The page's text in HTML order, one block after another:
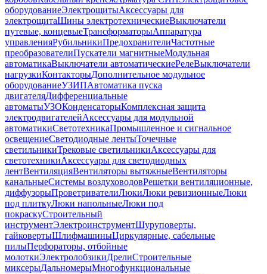
оборудованиеЭлектрощитыАксессуары для
электрощитаШины электротехническиеВыключатели
путевые, концевыеТрансформаторыАппаратура
управленияРубильникиПредохранителиЧастотные
преобразователиПускатели магнитныеМодульная
автоматикаВыключатели автоматическиеРелеВыключатели
нагрузкиКонтакторыДополнительное модульное
оборудованиеУЗИПАвтоматика пуска
двигателяДифференциальные
автоматыУЗОКонденсаторыКомплексная защита
электродвигателейАксессуары для модульной
автоматикиСветотехникаПромышленное и сигнальное
освещениеСветодиодные лентыТочечные
светильникиТрековые светильникиАксессуары для
светотехникиАксессуары для светодиодных
лентВентиляцияВентиляторы вытяжныеВентиляторы
канальныеСистемы воздуховодовРешетки вентиляционные,
диффузорыПроветривателиЛюкиЛюки ревизионныеЛюки
под плиткуЛюки напольныеЛюки под
покраскуСтроительный
инструментЭлектроинструментШуруповерты,
гайковертыШлифмашиныЦиркулярные, сабельные
пилыПерфораторы, отбойные
молоткиЭлектролобзикиДрелиСтроительные
миксерыДальномерыМногофункциональные